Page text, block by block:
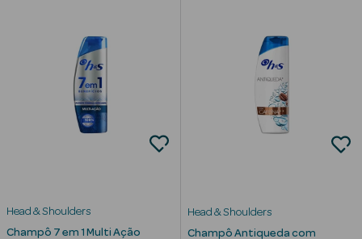
Head & Shoulders
Champô 7 em 1 Multi Ação
Head & Shoulders
Champô Antiqueda com